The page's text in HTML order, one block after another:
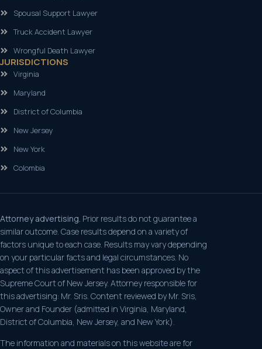
Spousal Support Lawyer
Truck Accident Lawyer
Wrongful Death Lawyer
JURISDICTIONS
Virginia
Maryland
District of Columbia
New Jersey
New York
Colombia
Attorney advertising. Prior results do not guarantee a
similar outcome. Case results depend on a variety of
factors unique to each case. Results may vary depending
on your particular facts and legal circumstances. No
aspect of this advertisement has been approved by the
Supreme Court of New Jersey. Attorney responsible for
this advertising: Mr. Sris. Content reviewed by Mr. Sris,
Owner and Founder (admitted in Virginia, Maryland,
District of Columbia, New Jersey, and New York).
The information and materials on this website are for